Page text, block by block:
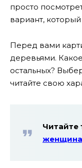
просто
вариант,
Перед вами
деревьями.
остальных?
читайте свою
Читайте